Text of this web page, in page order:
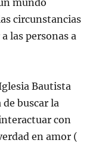
circunstancias
las personas a
Bautista
buscar la
con
en amor (